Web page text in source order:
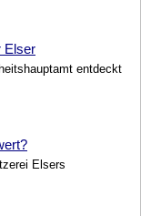
Elser
entdeckt
Elsers